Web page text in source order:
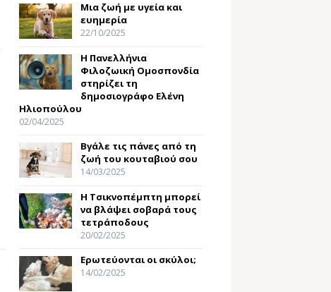
Μια ζωή με υγεία και
ευημερία
22/10/2025
Η Πανελλήνια
Φιλοζωική Ομοσπονδία
στηρίζει τη
δημοσιογράφο Ελένη
Ηλιοπούλου
02/04/2025
Βγάλε τις πάνες από τη
ζωή του κουταβιού σου
14/03/2025
Η Τσικνοπέμπτη μπορεί
να βλάψει σοβαρά τους
τετράποδους
20/02/2025
Ερωτεύονται οι σκύλοι;
14/02/2025